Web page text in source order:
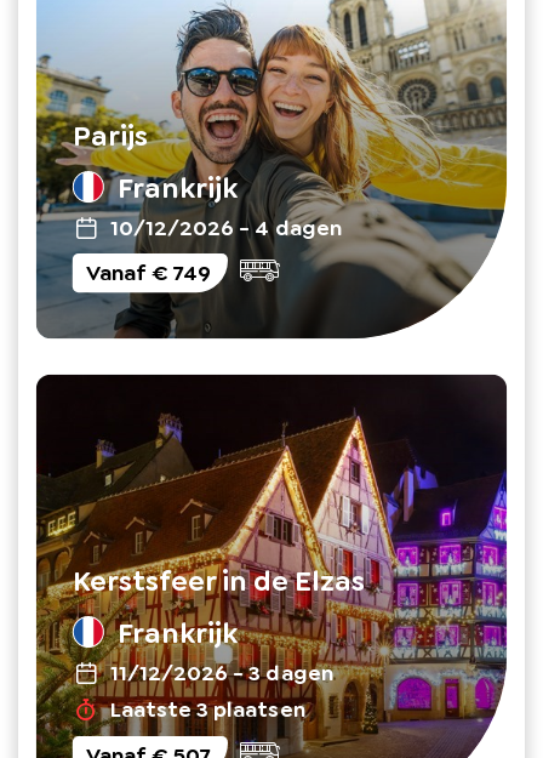
Parijs
Frankrijk
10/12/2026 -4 dagen
Vanaf€ 749
Kerstsfeer in de Elzas
Frankrijk
11/12/2026-3 dagen
Laatste 3 plaatsen